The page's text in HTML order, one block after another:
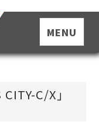
C/X」